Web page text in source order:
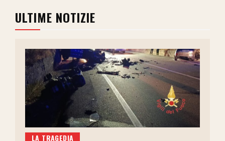
ULTIME NOTIZIE
LA TRAGEDIA